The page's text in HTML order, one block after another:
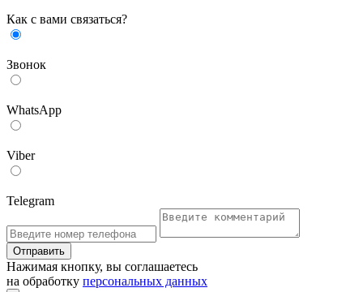
Как с вами связаться?
Звонок
WhatsApp
Viber
Telegram
Отправить
Нажимая кнопку, вы соглашаетесь
на обработку персональных данных